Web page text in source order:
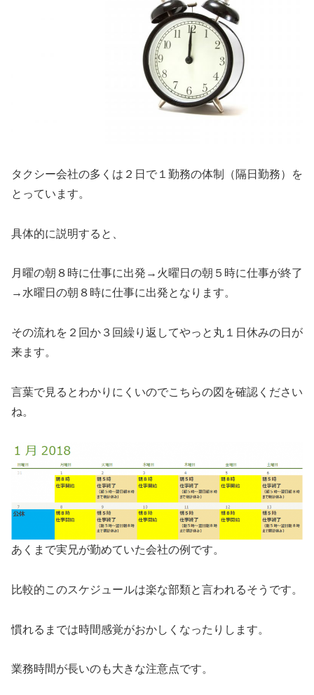
タクシー会社の多くは ２日で１勤務の体制（隔日勤務）
を
とっています。
具体的に説明すると、
月曜の朝８時に仕事に出発→火曜日の朝５時に仕事が終了
→水曜日の朝８時に仕事に出発となります。
その流れを２回か３回繰り返してやっと丸１日休みの日が
来ます。
言葉で見るとわかりにくいのでこちらの図を確認ください
ね。
あくまで実兄が勤めていた会社の例です。
比較的このスケジュールは楽な部類と言われるそうです。
慣れるまでは時間感覚がおかしくなったりします。
業務時間が長いのも大きな注意点です。